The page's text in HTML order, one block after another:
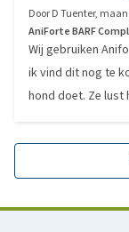
DoorD Tuenter,
AniForte BARF
Wij gebruiken
ik vind dit nog te
hond doet. Ze lust